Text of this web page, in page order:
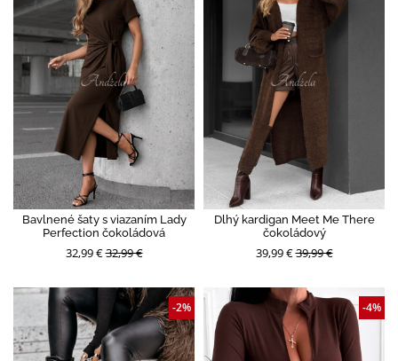
Bavlnené šaty s viazaním Lady
Perfection čokoládová
32,99 €32,99 €
Dlhý kardigan Meet Me There
čokoládový
39,99 €39,99 €
-2% -4%